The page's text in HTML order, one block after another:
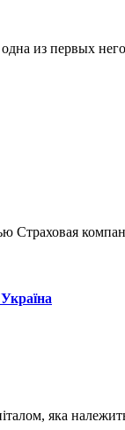
одна из первых
Страховая
яка